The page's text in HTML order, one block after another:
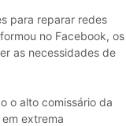
para reparar redes
no Facebook, os
as necessidades de
o alto comissário da
extrema